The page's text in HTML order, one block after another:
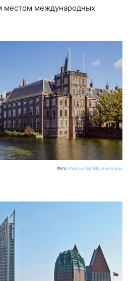
местом международных
Фото: Photo by CEphoto, Uwe Aranas